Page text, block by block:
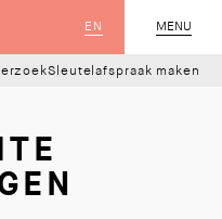
MENU
SLUIT
EN
Sleutelafspraak maken